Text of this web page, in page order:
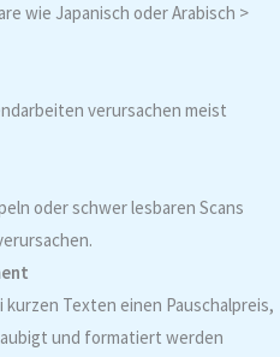
wie Japanisch oder Arabisch >
verursachen meist
oder schwer lesbaren Scans
Texten einen Pauschalpreis,
und formatiert werden